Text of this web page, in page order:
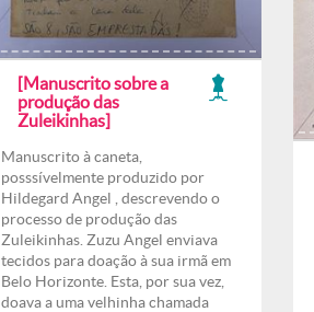
[Manuscrito sobre a
produção das
Zuleikinhas]
Manuscrito à caneta,
posssívelmente produzido por
Hildegard Angel , descrevendo o
processo de produção das
Zuleikinhas. Zuzu Angel enviava
tecidos para doação à sua irmã em
Belo Horizonte. Esta, por sua vez,
doava a uma velhinha chamada